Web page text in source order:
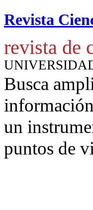
Revista
revista de
Busca
un
puntos de